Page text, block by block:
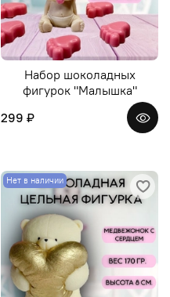
Набор шоколадных
фигурок "Малышка"
299 ₽
Нет в наличии